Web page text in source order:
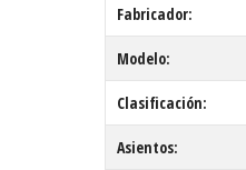
Fabricador:
Modelo:
Clasificación:
Asientos: